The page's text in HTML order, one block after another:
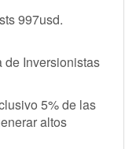
997usd.
de Inversionistas
5% de las
altos